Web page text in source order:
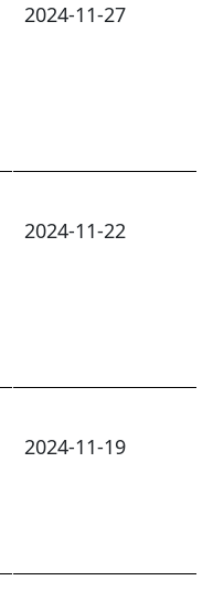
2024-11-27
2024-11-22
2024-11-19